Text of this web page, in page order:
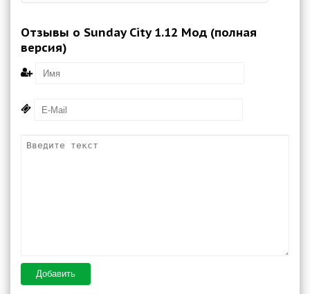
Отзывы о Sunday City 1.12 Мод (полная
версия)
Добавить